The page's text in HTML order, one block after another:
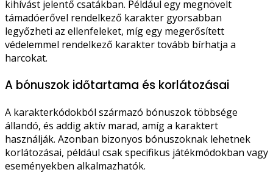
kihívást jelentő csatákban. Például egy megnövelt
támadóerővel rendelkező karakter gyorsabban
legyőzheti az ellenfeleket, míg egy megerősített
védelemmel rendelkező karakter tovább bírhatja a
harcokat.
A bónuszok időtartama és korlátozásai
A karakterkódokból származó bónuszok többsége
állandó, és addig aktív marad, amíg a karaktert
használják. Azonban bizonyos bónuszoknak lehetnek
korlátozásai, például csak specifikus játékmódokban vagy
eseményekben alkalmazhatók.